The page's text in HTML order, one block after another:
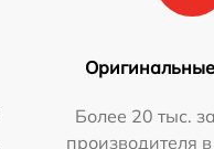
Более 20 тыс.
производителя